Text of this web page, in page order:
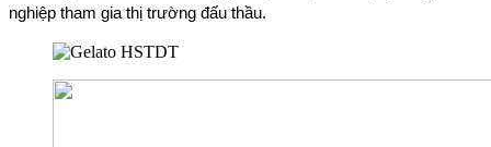
nghiệp tham gia thị trường đấu thầu.